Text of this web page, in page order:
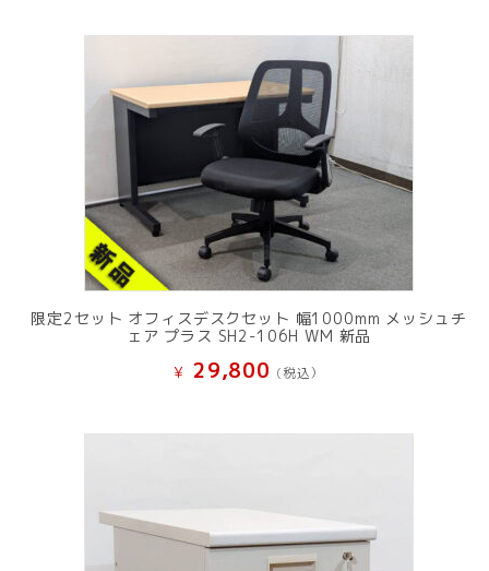
限定2セット オフィスデスクセット 幅1000mm メッシュチ
ェア プラス SH2-106H WM 新品
¥ 29,800 (税込）